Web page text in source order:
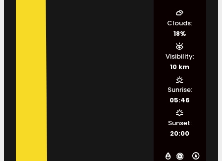
Clouds:
18%
Visibility:
10 km
Sunrise:
05:46
Sunset:
20:00